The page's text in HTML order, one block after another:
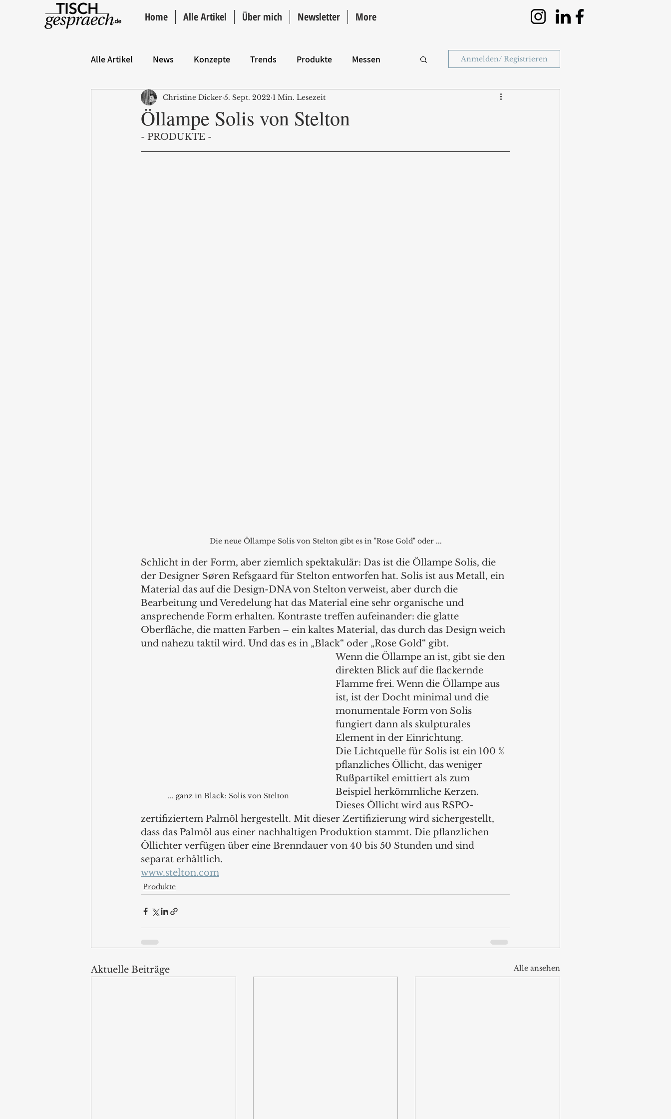
Home Alle Artikel Über mich Newsletter More
Alle Artikel News Konzepte Trends Produkte Messen
Hintergrund ANZEIGE Intro
Anmelden/ Registrieren
Öllampe Solis von Stelton
Christine Dicker 5. Sept. 2022 1 Min. Lesezeit
- PRODUKTE -
Die neue Öllampe Solis von Stelton gibt es in "Rose Gold" oder ...
Schlicht in der Form, aber ziemlich spektakulär: Das ist die Öllampe Solis, die
der Designer Søren Refsgaard für Stelton entworfen hat. Solis ist aus Metall, ein
Material das auf die Design-DNA von Stelton verweist, aber durch die
Bearbeitung und Veredelung hat das Material eine sehr organische und
ansprechende Form erhalten. Kontraste treffen aufeinander: die glatte
Oberfläche, die matten Farben – ein kaltes Material, das durch das Design weich
und nahezu taktil wird. Und das es in „Black“ oder „Rose Gold“ gibt.
... ganz in Black: Solis von Stelton
Wenn die Öllampe an ist, gibt sie den
direkten Blick auf die flackernde
Flamme frei. Wenn die Öllampe aus
ist, ist der Docht minimal und die
monumentale Form von Solis
fungiert dann als skulpturales
Element in der Einrichtung.
Die Lichtquelle für Solis ist ein 100 %
pflanzliches Öllicht, das weniger
Rußpartikel emittiert als zum
Beispiel herkömmliche Kerzen.
Dieses Öllicht wird aus RSPO-
zertifiziertem Palmöl hergestellt. Mit dieser Zertifizierung wird sichergestellt,
dass das Palmöl aus einer nachhaltigen Produktion stammt. Die pflanzlichen
Öllichter verfügen über eine Brenndauer von 40 bis 50 Stunden und sind
separat erhältlich.
www.stelton.com
Produkte
Aktuelle Beiträge Alle ansehen